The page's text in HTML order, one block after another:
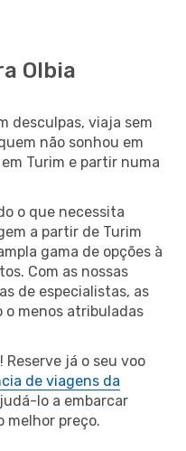
Olbia
desculpas, viaja sem
não sonhou em
Turim e partir numa
o que necessita
a partir de Turim
gama de opções à
Com as nossas
de especialistas, as
o menos atribuladas
já o seu voo
de viagens da
lo a embarcar
melhor preço.